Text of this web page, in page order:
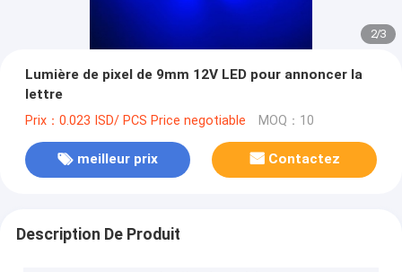
2/3
Lumière de pixel de 9mm 12V LED pour annoncer la
lettre
Prix：0.023 ISD/ PCS Price negotiable MOQ：10
meilleur prix Contactez
Description De Produit